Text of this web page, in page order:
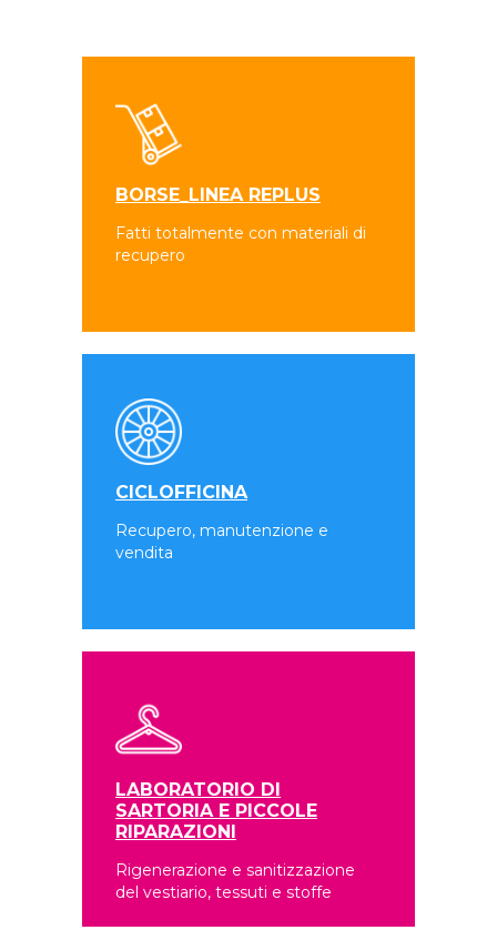
BORSE_LINEA REPLUS
Fatti totalmente con materiali di
recupero
CICLOFFICINA
Recupero, manutenzione e
vendita
LABORATORIO DI
SARTORIA E PICCOLE
RIPARAZIONI
Rigenerazione e sanitizzazione
del vestiario, tessuti e stoffe